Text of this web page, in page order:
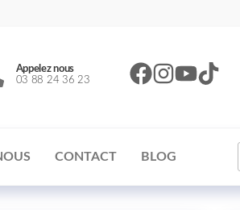
Appelez nous
03 88 24 36 23
CONTACT BLOG